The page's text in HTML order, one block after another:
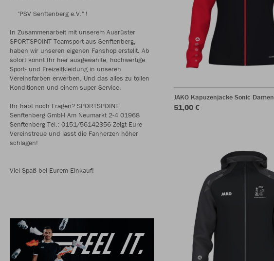
"PSV Senftenberg e.V." !
In Zusammenarbeit mit unserem Ausrüster
SPORTSPOINT Teamsport aus Senftenberg,
haben wir unseren eigenen Fanshop erstellt. Ab
sofort könnt Ihr hier ausgewählte, hochwertige
Sport- und Freizeitkleidung in unseren
Vereinsfarben erwerben. Und das alles zu tollen
Konditionen und einem super Service.
Ihr habt noch Fragen? SPORTSPOINT
Senftenberg GmbH Am Neumarkt 2-4 01968
Senftenberg Tel.: 0151/56142356 Zeigt Eure
Vereinstreue und lasst die Fanherzen höher
schlagen!
Viel Spaß bei Eurem Einkauf!
JAKO Kapuzenjacke Sonic Damen
51,00 €